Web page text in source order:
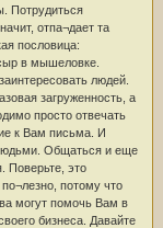
Потрудиться
отпа¬дает та
пословица:
в мышеловке.
людей.
загруженность, а
просто отвечать
к Вам письма. И
Общаться и еще
Поверьте, это
потому что
могут помочь Вам в
бизнеса. Давайте